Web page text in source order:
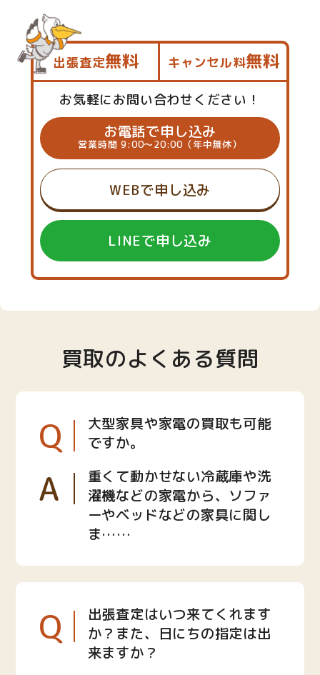
出張査定無料 キャンセル料無料
お気軽にお問い合わせください！
お電話で申し込み
営業時間 9:00～20:00（年中無休）
WEBで申し込み
LINEで申し込み
買取のよくある質問
Q
大型家具や家電の買取も可能
ですか。
A
重くて動かせない冷蔵庫や洗
濯機などの家電から、ソファ
ーやベッドなどの家具に関し
ま……
Q
出張査定はいつ来てくれます
か？また、日にちの指定は出
来ますか？